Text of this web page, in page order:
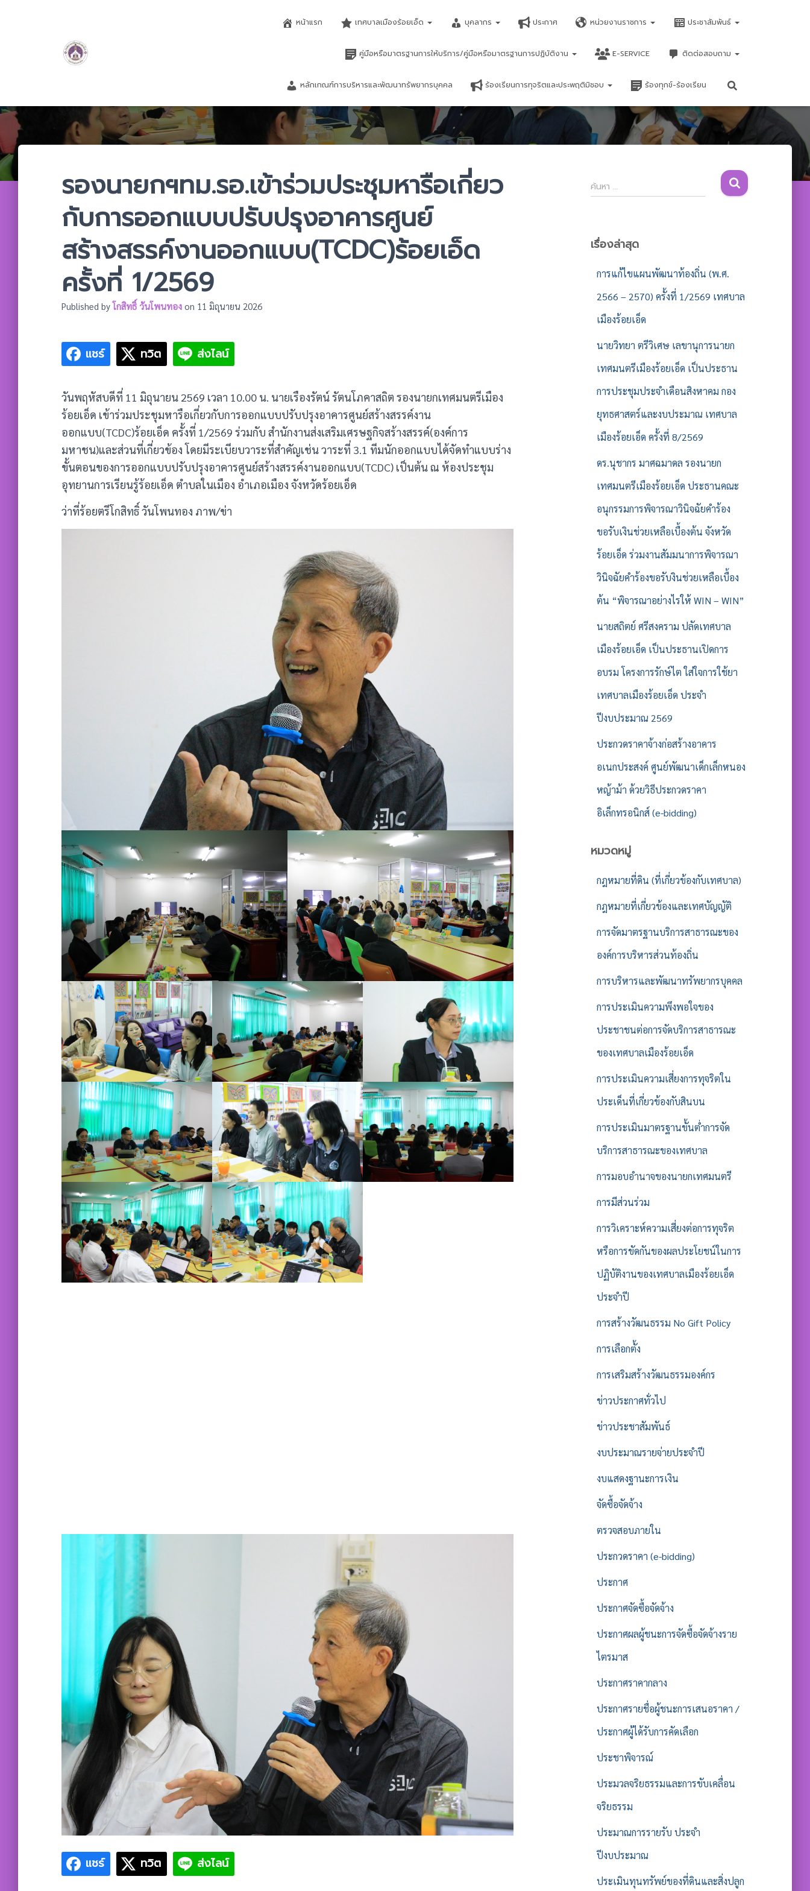
หน้าแรก เทศบาลเมืองร้อยเอ็ด บุคลากร ประกาศ หน่วยงานราชการ ประชาสัมพันธ์
คู่มือหรือมาตรฐานการให้บริการ/คู่มือหรือมาตรฐานการปฏิบัติงาน E-SERVICE ติดต่อสอบถาม
หลักเกณฑ์การบริหารและพัฒนาทรัพยากรบุคคล ร้องเรียนการทุจริตและประพฤติมิชอบ ร้องทุกข์-ร้องเรียน
รองนายกฯทม.รอ.เข้าร่วมประชุมหารือเกี่ยว
กับการออกแบบปรับปรุงอาคารศูนย์
สร้างสรรค์งานออกแบบ(TCDC)ร้อยเอ็ด
ครั้งที่ 1/2569
Published byโกสิทธิ์ วันโพนทอง on 11 มิถุนายน 2026
แชร์ ทวิต ส่งไลน์
วันพฤหัสบดีที่ 11 มิถุนายน 2569 เวลา 10.00 น. นายเรืองรัตน์ รัตนโภคาสถิต รองนายกเทศมนตรีเมือง
ร้อยเอ็ด เข้าร่วมประชุมหารือเกี่ยวกับการออกแบบปรับปรุงอาคารศูนย์สร้างสรรค์งาน
ออกแบบ(TCDC)ร้อยเอ็ด ครั้งที่ 1/2569 ร่วมกับ สำนักงานส่งเสริมเศรษฐกิจสร้างสรรค์(องค์การ
มหาชน)และส่วนที่เกี่ยวข้อง โดยมีระเบียบวาระที่สำคัญเช่น วาระที่ 3.1 ทีมนักออกแบบได้จัดทำแบบร่าง
ขั้นตอนของการออกแบบปรับปรุงอาคารศูนย์สร้างสรรค์งานออกแบบ(TCDC) เป็นต้น ณ ห้องประชุม
อุทยานการเรียนรู้ร้อยเอ็ด ตำบลในเมือง อำเภอเมือง จังหวัดร้อยเอ็ด
ว่าที่ร้อยตรีโกสิทธิ์ วันโพนทอง ภาพ/ข่า
แชร์ ทวิต ส่งไลน์
ค้
น
สำ
ค้นหา …
เรื่องล่าสุด
การแก้ไขแผนพัฒนาท้องถิ่น (พ.ศ.
2566 – 2570) ครั้งที่ 1/2569 เทศบาล
เมืองร้อยเอ็ด
นายวิทยา ตรีวิเศษ เลขานุการนายก
เทศมนตรีเมืองร้อยเอ็ด เป็นประธาน
การประชุมประจำเดือนสิงหาคม กอง
ยุทธศาสตร์และงบประมาณ เทศบาล
เมืองร้อยเอ็ด ครั้งที่ 8/2569
ดร.นุชากร มาศฉมาดล รองนายก
เทศมนตรีเมืองร้อยเอ็ด ประธานคณะ
อนุกรรมการพิจารณาวินิจฉัยคำร้อง
ขอรับเงินช่วยเหลือเบื้องต้น จังหวัด
ร้อยเอ็ด ร่วมงานสัมมนาการพิจารณา
วินิจฉัยคำร้องขอรับงินช่วยเหลือเบื้อง
ต้น “พิจารณาอย่างไรให้ WIN – WIN”
นายสถิตย์ ศรีสงคราม ปลัดเทศบาล
เมืองร้อยเอ็ด เป็นประธานเปิดการ
อบรม โครงการรักษ์ไต ใส่ใจการใช้ยา
เทศบาลเมืองร้อยเอ็ด ประจำ
ปีงบประมาณ 2569
ประกวดราคาจ้างก่อสร้างอาคาร
อเนกประสงค์ ศูนย์พัฒนาเด็กเล็กหนอง
หญ้าม้า ด้วยวิธีประกวดราคา
อิเล็กทรอนิกส์ (e-bidding)
หมวดหมู่
กฎหมายที่ดิน (ที่เกี่ยวข้องกับเทศบาล)
กฎหมายที่เกี่ยวข้องและเทศบัญญัติ
การจัดมาตรฐานบริการสาธารณะของ
องค์การบริหารส่วนท้องถิ่น
การบริหารและพัฒนาทรัพยากรบุคคล
การประเมินความพึงพอใจของ
ประชาชนต่อการจัดบริการสาธารณะ
ของเทศบาลเมืองร้อยเอ็ด
การประเมินความเสี่ยงการทุจริตใน
ประเด็นที่เกี่ยวข้องกับสินบน
การประเมินมาตรฐานขั้นต่ำการจัด
บริการสาธารณะของเทศบาล
การมอบอำนาจของนายกเทศมนตรี
การมีส่วนร่วม
การวิเคราะห์ความเสี่ยงต่อการทุจริต
หรือการขัดกันของผลประโยชน์ในการ
ปฏิบัติงานของเทศบาลเมืองร้อยเอ็ด
ประจำปี
การสร้างวัฒนธรรม No Gift Policy
การเลือกตั้ง
การเสริมสร้างวัฒนธรรมองค์กร
ข่าวประกาศทั่วไป
ข่าวประชาสัมพันธ์
งบประมาณรายจ่ายประจำปี
งบแสดงฐานะการเงิน
จัดซื้อจัดจ้าง
ตรวจสอบภายใน
ประกวดราคา (e-bidding)
ประกาศ
ประกาศจัดซื้อจัดจ้าง
ประกาศผลผู้ชนะการจัดซื้อจัดจ้างราย
ไตรมาส
ประกาศราคากลาง
ประกาศรายชื่อผู้ชนะการเสนอราคา /
ประกาศผู้ได้รับการคัดเลือก
ประชาพิจารณ์
ประมวลจริยธรรมและการขับเคลื่อน
จริยธรรม
ประมาณการรายรับ ประจำ
ปีงบประมาณ
ประเมินทุนทรัพย์ของที่ดินและสิ่งปลูก